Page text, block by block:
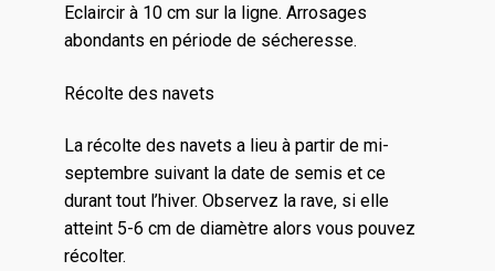
Eclaircir à 10 cm sur la ligne. Arrosages
abondants en période de sécheresse.
Récolte des navets
La récolte des navets a lieu à partir de mi-
septembre suivant la date de semis et ce
durant tout l’hiver. Observez la rave, si elle
atteint 5-6 cm de diamètre alors vous pouvez
récolter.